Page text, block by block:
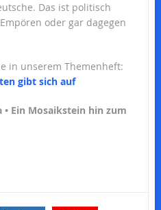
Das ist politisch
oder gar dagegen
in unserem Themenheft:
gibt sich auf
• Ein Mosaikstein hin zum